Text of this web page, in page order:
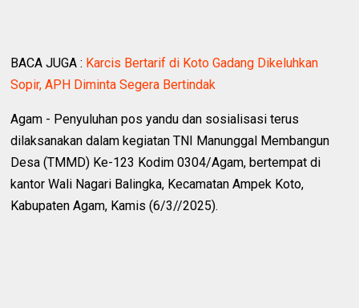
BACA JUGA : Karcis Bertarif di Koto Gadang Dikeluhkan
Sopir, APH Diminta Segera Bertindak
Agam - Penyuluhan pos yandu dan sosialisasi terus
dilaksanakan dalam kegiatan TNI Manunggal Membangun
Desa (TMMD) Ke-123 Kodim 0304/Agam, bertempat di
kantor Wali Nagari Balingka, Kecamatan Ampek Koto,
Kabupaten Agam, Kamis (6/3//2025).